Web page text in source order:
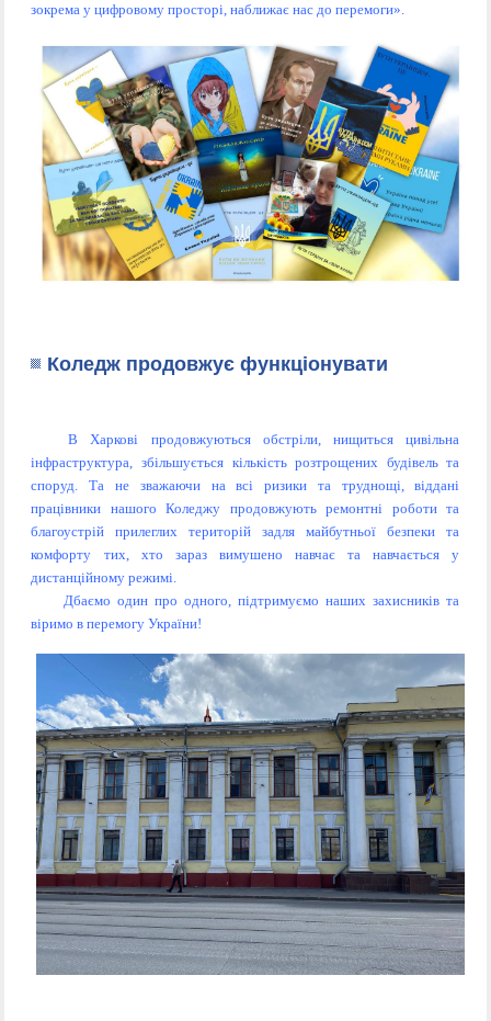
зокрема у цифровому просторі, наближає нас до перемоги».
Коледж продовжує функціонувати
В Харкові продовжуються обстріли, нищиться цивільна
інфраструктура, збільшується кількість розтрощених будівель та
споруд. Та не зважаючи на всі ризики та труднощі, віддані
працівники нашого Коледжу продовжують ремонтні роботи та
благоустрій прилеглих територій задля майбутньої безпеки та
комфорту тих, хто зараз вимушено навчає та навчається у
дистанційному режимі.
Дбаємо один про одного, підтримуємо наших захисників та
віримо в перемогу України!